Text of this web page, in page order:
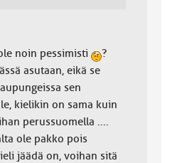
noin pessimisti
?
asutaan, eikä se
sen
kielikin on sama kuin
perussuomella ....
ole pakko pois
jäädä on, voihan sitä